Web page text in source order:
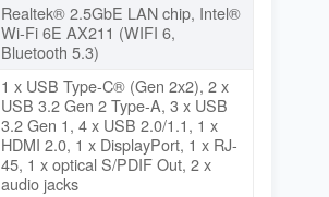
Realtek® 2.5GbE LAN chip, Intel®
Wi-Fi 6E AX211 (WIFI 6,
Bluetooth 5.3)
1 x USB Type-C® (Gen 2x2), 2 x
USB 3.2 Gen 2 Type-A, 3 x USB
3.2 Gen 1, 4 x USB 2.0/1.1, 1 x
HDMI 2.0, 1 x DisplayPort, 1 x RJ-
45, 1 x optical S/PDIF Out, 2 x
audio jacks